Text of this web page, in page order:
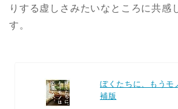
りする虚しさみたいなところに共感
す。
ぼくたちに、もうモ
補版